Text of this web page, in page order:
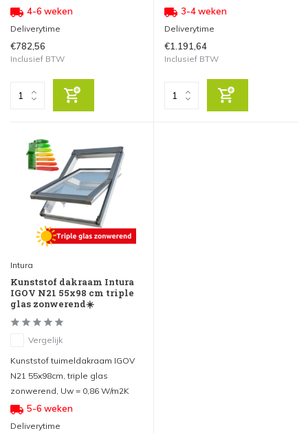
4-6 weken
Deliverytime
€782,56
Inclusief BTW
3-4 weken
Deliverytime
€1.191,64
Inclusief BTW
Intura
Kunststof dakraam Intura
IGOV N21 55x98 cm triple
glas zonwerend☀️
Vergelijk
Kunststof tuimeldakraam IGOV
N21 55x98cm, triple glas
zonwerend, Uw = 0,86 W/m2K
5-6 weken
Deliverytime